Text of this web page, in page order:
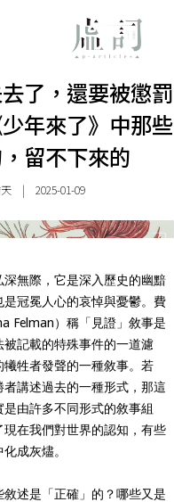
了，還要被懲罰
年來了》中那些
留不下來的
| 2025-01-09
深無際，它是深入歷史的幽黯
是冠冕人心的哀悼與憂鬱。費
Felman）稱「見證」敘事是
被記載的特殊事件的一道濾
犧牲者發聲的一種敘事。若
者講述過去的一種形式，那這
由許多不同形式的敘事組
現在我們對世界的認知，有些
成灰燼。
敘述是「正確」的？哪些又是